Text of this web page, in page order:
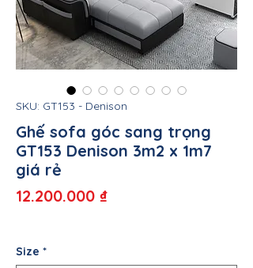
SKU: GT153 - Denison
Ghế sofa góc sang trọng
GT153 Denison 3m2 x 1m7
giá rẻ
12.200.000 ₫Giá
Size *